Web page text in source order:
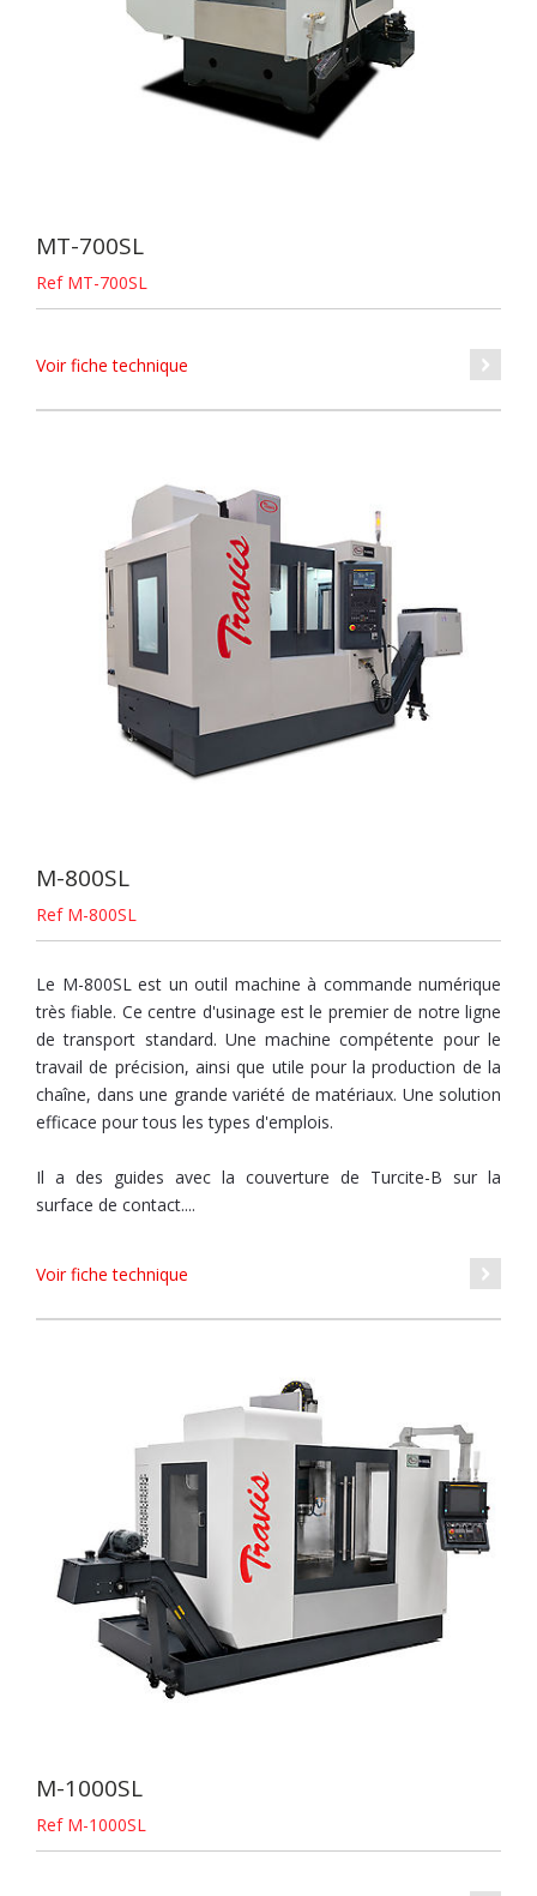
MT-700SL
Ref MT-700SL
Voir fiche technique
M-800SL
Ref M-800SL
Le M-800SL est un outil machine à commande numérique
très fiable. Ce centre d'usinage est le premier de notre ligne
de transport standard. Une machine compétente pour le
travail de précision, ainsi que utile pour la production de la
chaîne, dans une grande variété de matériaux. Une solution
efficace pour tous les types d'emplois.
Il a des guides avec la couverture de Turcite-B sur la
surface de contact....
Voir fiche technique
M-1000SL
Ref M-1000SL